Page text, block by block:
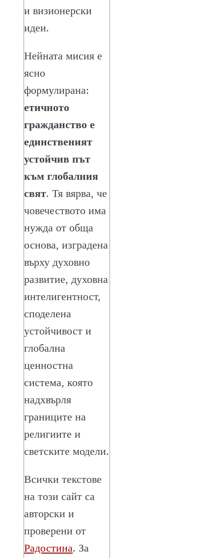
и визионерски
идеи.
Нейната мисия е
ясно
формулирана:
етичното
гражданство е
единственият
устойчив път
към глобалния
свят. Тя вярва, че
човечеството има
нужда от обща
основа, изградена
върху духовно
развитие, духовна
интелигентност,
споделена
устойчивост и
глобална
ценностна
система, която
надхвърля
границите на
религиите и
светските модели.
Всички текстове
на този сайт са
авторски и
проверени от
Радостина. За